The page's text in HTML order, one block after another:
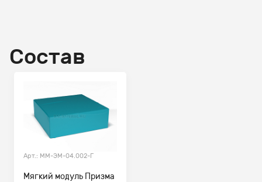
Состав
Арт.: ММ-ЭМ-04.002-Г
Мягкий модуль Призма